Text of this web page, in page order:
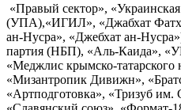
«Правый сектор»,
(УПА),«ИГИЛ», «Джабхат
ан-Нусра», «Джебхат ан-
партия (НБП), «Аль-Каида»,
«Меджлис крымско-
«Мизантропик Дивижн»,
«Артподготовка», «Тризуб